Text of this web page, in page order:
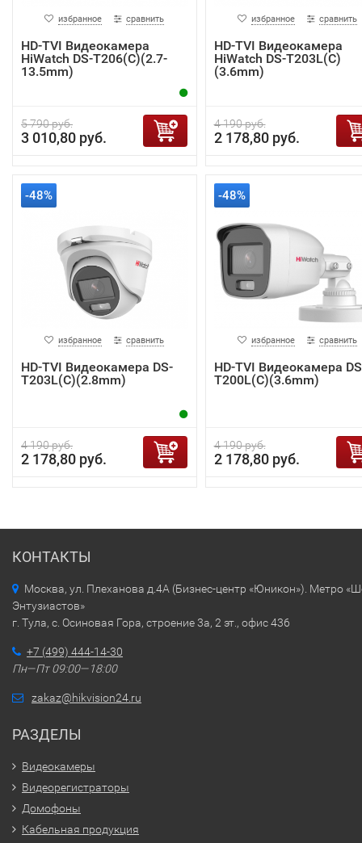
избранное сравнить
HD-TVI Видеокамера
HiWatch DS-T206(C)(2.7-
13.5mm)
5 790 руб.
3 010,80 руб.
избранное сравнить
HD-TVI Видеокамера
HiWatch DS-T203L(C)
(3.6mm)
4 190 руб.
2 178,80 руб.
-48%
избранное сравнить
HD-TVI Видеокамера DS-
T203L(C)(2.8mm)
4 190 руб.
2 178,80 руб.
-48%
избранное сравнить
HD-TVI Видеокамера
T200L(C)(3.6mm)
4 190 руб.
2 178,80 руб.
КОНТАКТЫ
Москва, ул. Плеханова д.4А (Бизнес-центр «Юникон»). Метро
Энтузиастов»
г. Тула, с. Осиновая Гора, строение 3а, 2 эт., офис 436
+7 (499) 444-14-30
Пн—Пт 09:00—18:00
zakaz@hikvision24.ru
РАЗДЕЛЫ
Видеокамеры
Видеорегистраторы
Домофоны
Кабельная продукция